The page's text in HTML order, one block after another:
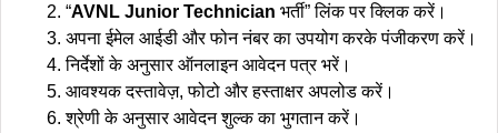
“AVNL Junior Technician भर्ती” लिंक पर क्लिक करें।
अपना ईमेल आईडी और फोन नंबर का उपयोग करके पंजीकरण करें।
निर्देशों के अनुसार ऑनलाइन आवेदन पत्र भरें।
आवश्यक दस्तावेज़, फोटो और हस्ताक्षर अपलोड करें।
श्रेणी के अनुसार आवेदन शुल्क का भुगतान करें।